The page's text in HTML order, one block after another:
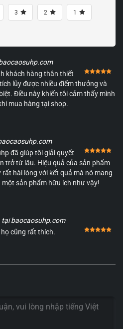
3 2 1
khách hàng thân thiết
lũy được nhiều điểm thưởng và
Điều này khiến tôi cảm thấy mình
mua hàng tại shop.
đã giúp tôi giải quyết
trở từ lâu. Hiệu quả của sản phẩm
hài lòng với kết quả mà nó mang
một sản phẩm hữu ích như vậy!
tại baocaosuhp.com
cũng rất thích.